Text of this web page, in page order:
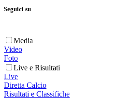
Seguici su
Media
Video
Foto
Live e Risultati
Live
Diretta Calcio
Risultati e Classifiche